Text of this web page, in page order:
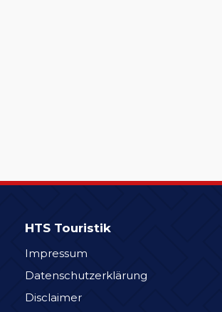
HTS Touristik
Impressum
Datenschutzerklärung
Disclaimer